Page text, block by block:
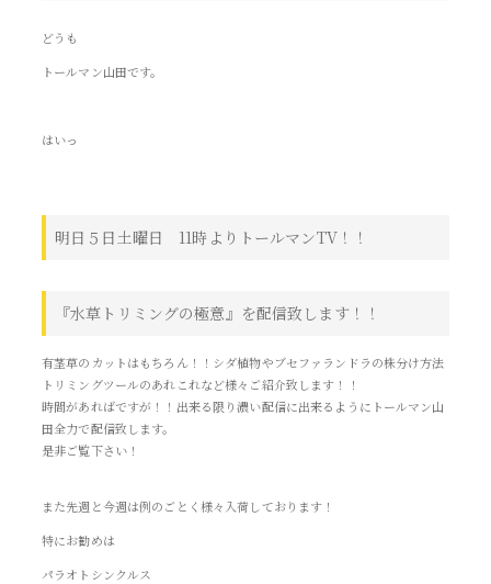
どうも
トールマン山田です。
はいっ
明日５日土曜日 11時よりトールマンTV！！
『水草トリミングの極意』を配信致します！！
有茎草のカットはもちろん！！シダ植物やブセファランドラの株分け方法
トリミングツールのあれこれなど様々ご紹介致します！！
時間があればですが！！出来る限り濃い配信に出来るようにトールマン山
田全力で配信致します。
是非ご覧下さい！
また先週と今週は例のごとく様々入荷しております！
特にお勧めは
パラオトシンクルス